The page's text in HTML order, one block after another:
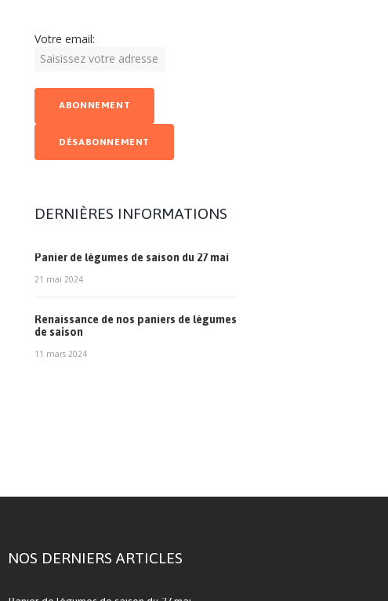
Votre email:
DERNIÈRES INFORMATIONS
Panier de légumes de saison du 27 mai
21 mai 2024
Renaissance de nos paniers de légumes
de saison
11 mars 2024
NOS DERNIERS ARTICLES